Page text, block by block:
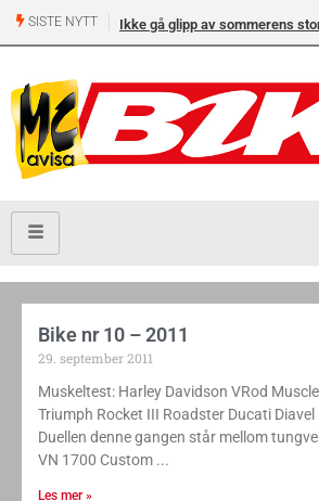
SISTE NYTT Ikke gå glipp av sommerens
Bike nr 10 – 2011
29. september 2011
Muskeltest: Harley Davidson VRod
Triumph Rocket III Roadster Ducati Diavel
Duellen denne gangen står mellom
VN 1700 Custom
Les mer »